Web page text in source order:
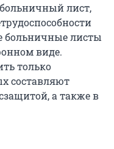
лист,
больничные листы
виде.
только
составляют
а также в